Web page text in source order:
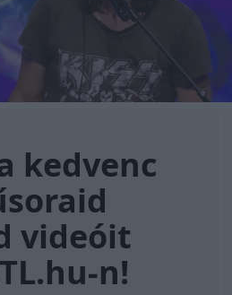
kedvenc
videóit
n!